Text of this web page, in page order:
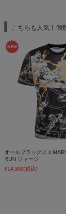
こちらも人気！個
オールブラックス x
RUN ジャージ
¥14,300(税込)